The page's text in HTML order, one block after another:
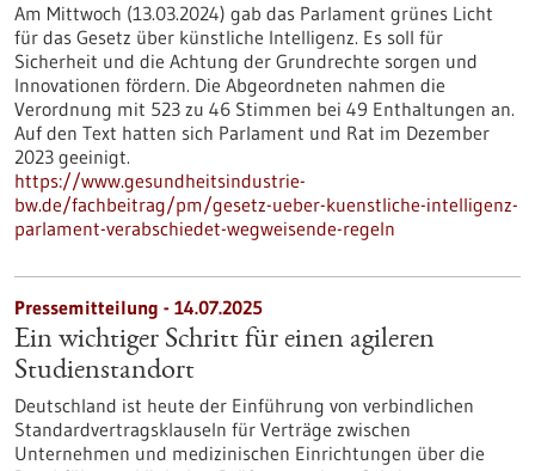
Am Mittwoch (13.03.2024) gab das Parlament grünes Licht
für das Gesetz über künstliche Intelligenz. Es soll für
Sicherheit und die Achtung der Grundrechte sorgen und
Innovationen fördern. Die Abgeordneten nahmen die
Verordnung mit 523 zu 46 Stimmen bei 49 Enthaltungen an.
Auf den Text hatten sich Parlament und Rat im Dezember
2023 geeinigt.
https://www.gesundheitsindustrie-
bw.de/fachbeitrag/pm/gesetz-ueber-kuenstliche-intelligenz-
parlament-verabschiedet-wegweisende-regeln
Pressemitteilung - 14.07.2025
Ein wichtiger Schritt für einen agileren
Studienstandort
Deutschland ist heute der Einführung von verbindlichen
Standardvertragsklauseln für Verträge zwischen
Unternehmen und medizinischen Einrichtungen über die